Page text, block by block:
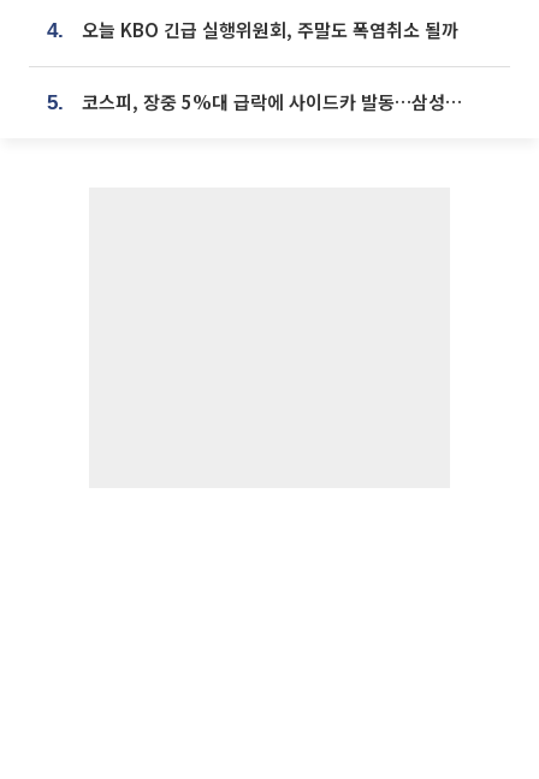
4. 오늘 KBO 긴급 실행위원회, 주말도 폭염취소 될까
5. 코스피, 장중 5%대 급락에 사이드카 발동…삼성·SK 동반 폭락